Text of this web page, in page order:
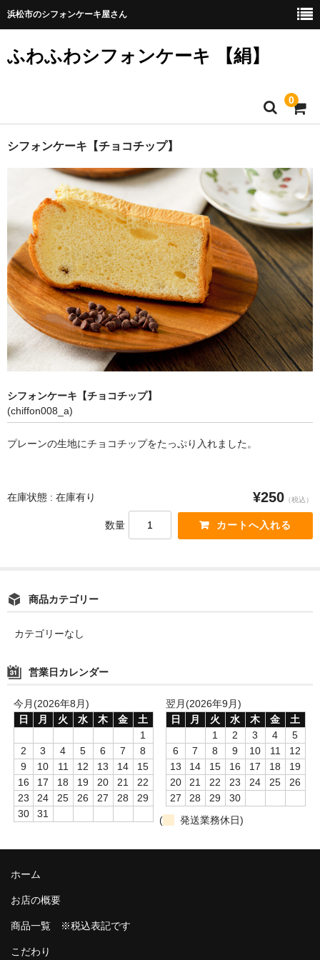
浜松市のシフォンケーキ屋さん
ふわふわシフォンケーキ 【絹】
0
ホーム
お店の概要
商品一覧 ※税込表記です
こだわり
送料
カート
お問い合わせ
運営会社
シフォンケーキ【チョコチップ】
シフォンケーキ【チョコチップ】
(chiffon008_a)
プレーンの生地にチョコチップをたっぷり入れました。
在庫状態 : 在庫有り ¥250 （税込）
数量
商品カテゴリー
カテゴリーなし
営業日カレンダー
今月(2026年8月)
日
月 火 水 木 金
土
1
2
3 4 5 6 7
8
9
10 11 12 13 14
15
16
17 18 19 20 21
22
23
24 25 26 27 28
29
30
31
翌月(2026年9月)
日
月 火 水 木 金
土
1
2 3 4
5
6
7 8 9 10 11
12
13
14 15 16 17 18
19
20
21 22 23 24 25
26
27
28 29
30
(
発送業務休日)
ホーム
お店の概要
商品一覧 ※税込表記です
こだわり